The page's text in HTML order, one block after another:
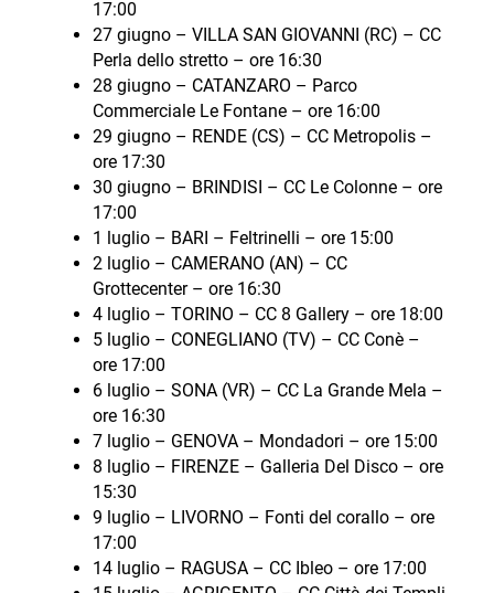
17:00
27 giugno – VILLA SAN GIOVANNI (RC) – CC
Perla dello stretto – ore 16:30
28 giugno – CATANZARO – Parco
Commerciale Le Fontane – ore 16:00
29 giugno – RENDE (CS) – CC Metropolis –
ore 17:30
30 giugno – BRINDISI – CC Le Colonne – ore
17:00
1 luglio – BARI – Feltrinelli – ore 15:00
2 luglio – CAMERANO (AN) – CC
Grottecenter – ore 16:30
4 luglio – TORINO – CC 8 Gallery – ore 18:00
5 luglio – CONEGLIANO (TV) – CC Conè –
ore 17:00
6 luglio – SONA (VR) – CC La Grande Mela –
ore 16:30
7 luglio – GENOVA – Mondadori – ore 15:00
8 luglio – FIRENZE – Galleria Del Disco – ore
15:30
9 luglio – LIVORNO – Fonti del corallo – ore
17:00
14 luglio – RAGUSA – CC Ibleo – ore 17:00